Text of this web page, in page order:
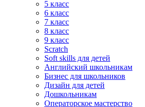
5 класс
6 класс
7 класс
8 класс
9 класс
Scratch
Soft skills для детей
Английский школьникам
Бизнес для школьников
Дизайн для детей
Дошкольникам
Операторское мастерство